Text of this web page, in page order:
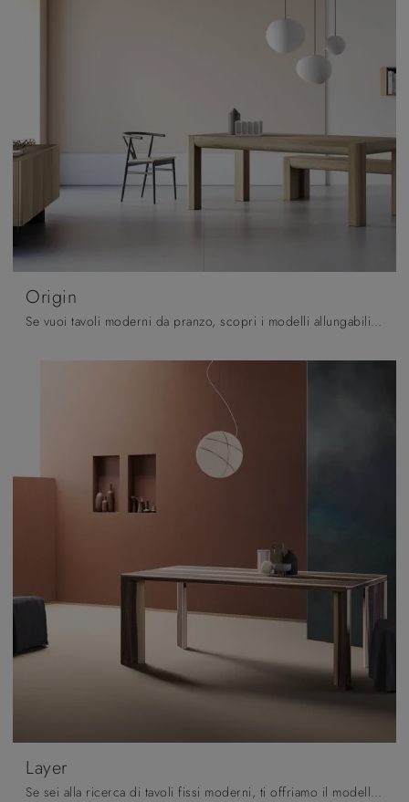
Origin
Se vuoi tavoli moderni da pranzo, scopri i modelli allungabili di Pizzolato: clicca e scopri il modello Origin in legno.
Layer
Se sei alla ricerca di tavoli fissi moderni, ti offriamo il modello da pranzo in legno Layer del brand Pizzolato.